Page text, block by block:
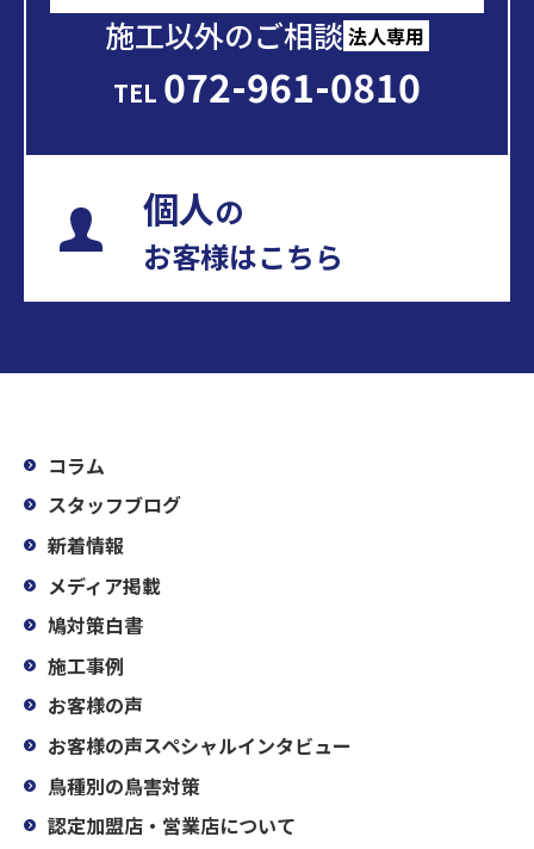
施工以外のご相談 法人専用
TEL 072-961-0810
個人の
お客様はこちら
コラム
スタッフブログ
新着情報
メディア掲載
鳩対策白書
施工事例
お客様の声
お客様の声スペシャルインタビュー
鳥種別の鳥害対策
認定加盟店・営業店について